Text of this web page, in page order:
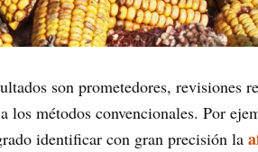
son prometedores, revisiones
los métodos convencionales. Por
identificar con gran precisión la